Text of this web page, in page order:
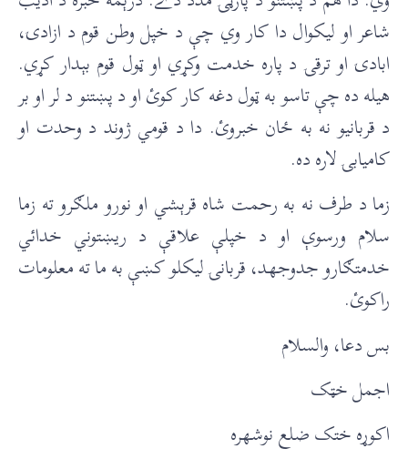
شاعر او ليکوال دا کار وي چې د خپل وطن قوم د ازادۍ،
ابادۍ او ترقۍ د پاره خدمت وکړي او ټول قوم بېدار کړي.
هيله ده چې تاسو به ټول دغه کار کوئ او د پښتنو د لر او بر
د قربانیو نه به ځان خبروئ. دا د قومي ژوند د وحدت او
کاميابۍ لاره ده.
زما د طرف نه به رحمت شاه قرېشي او نورو ملګرو ته زما
سلام ورسوې او د خپلې علاقې د ريښتوني خدائي
خدمتګارو جدوجهد، قربانۍ ليکلو کښې به ما ته معلومات
راکوئ.
بس دعا، والسلام
اجمل خټک
اکوړه ختک ضلع نوشهره